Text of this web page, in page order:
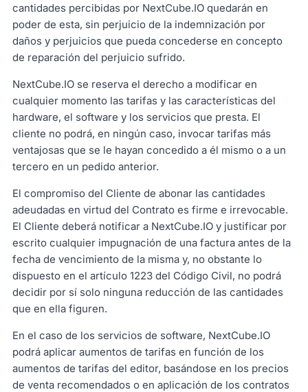
cantidades percibidas por NextCube.IO quedarán en
poder de esta, sin perjuicio de la indemnización por
daños y perjuicios que pueda concederse en concepto
de reparación del perjuicio sufrido.
NextCube.IO se reserva el derecho a modificar en
cualquier momento las tarifas y las características del
hardware, el software y los servicios que presta. El
cliente no podrá, en ningún caso, invocar tarifas más
ventajosas que se le hayan concedido a él mismo o a un
tercero en un pedido anterior.
El compromiso del Cliente de abonar las cantidades
adeudadas en virtud del Contrato es firme e irrevocable.
El Cliente deberá notificar a NextCube.IO y justificar por
escrito cualquier impugnación de una factura antes de la
fecha de vencimiento de la misma y, no obstante lo
dispuesto en el artículo 1223 del Código Civil, no podrá
decidir por sí solo ninguna reducción de las cantidades
que en ella figuren.
En el caso de los servicios de software, NextCube.IO
podrá aplicar aumentos de tarifas en función de los
aumentos de tarifas del editor, basándose en los precios
de venta recomendados o en aplicación de los contratos